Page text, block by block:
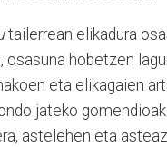
tailerrean elikadura
osasuna hobetzen
eta elikagaien
jateko
astelehen eta